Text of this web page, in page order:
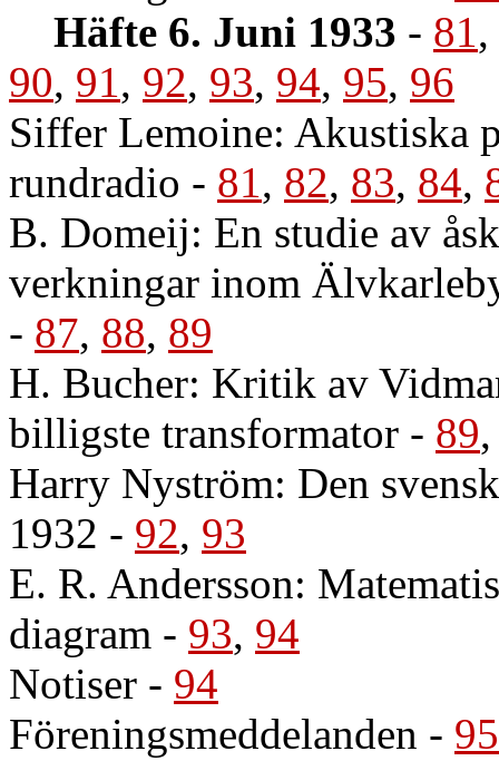
Häfte 6. Juni 1933 - 81,
90, 91, 92, 93, 94, 95, 96
Siffer Lemoine: Akustiska
rundradio - 81, 82, 83, 84,
B. Domeij: En studie av
verkningar inom
- 87, 88, 89
H. Bucher: Kritik av
billigste transformator - 89
Harry Nyström: Den
1932 - 92, 93
E. R. Andersson:
diagram - 93, 94
Notiser - 94
Föreningsmeddelanden - 95